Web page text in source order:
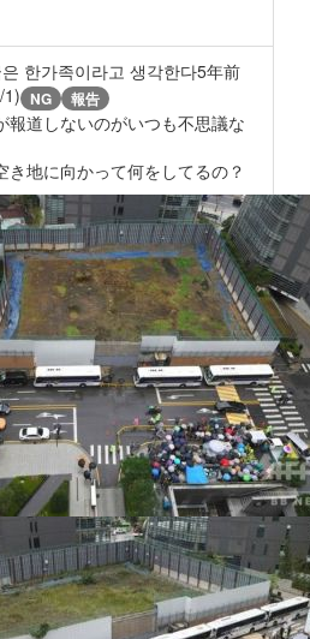
한가족이라고 생각한다5年前
1) NG 報告
報道しないのがいつも不思議な
き地に向かって何をしてるの？